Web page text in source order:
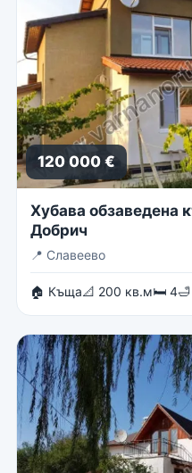
120 000 €
Хубава обзаведена
Добрич
📍 Славеево
🏠 Къща📐 200 кв.м🛏 4